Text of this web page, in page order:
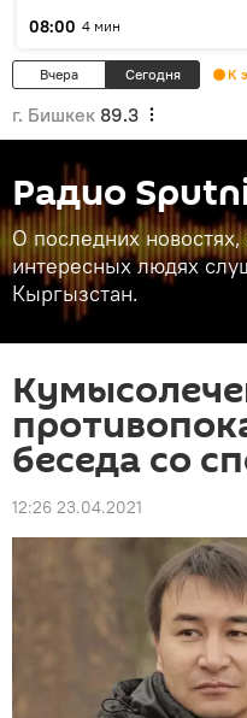
08:00 4 мин
Вчера Сегодня К
г. Бишкек 89.3
Радио
О последних
интересных людях
Кыргызстан.
беседа со
12:26 23.04.2021